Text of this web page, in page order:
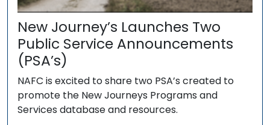
New Journey’s Launches Two
Public Service Announcements
(PSA’s)
NAFC is excited to share two PSA’s created to
promote the New Journeys Programs and
Services database and resources.